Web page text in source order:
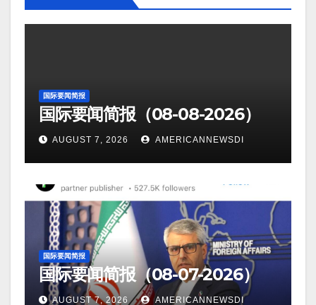
国际要闻简报
国际要闻简报（08-08-2026）
AUGUST 7, 2026 AMERICANNEWSDI
国际要闻简报
国际要闻简报（08-07-2026）
AUGUST 7, 2026 AMERICANNEWSDI